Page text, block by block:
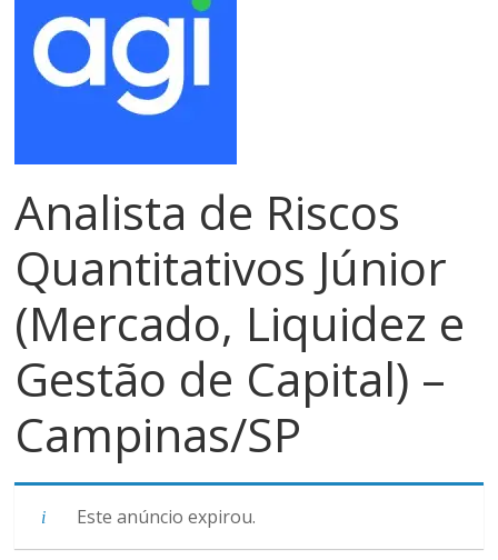
meios
de
pagamentos
Analista de Riscos
Quantitativos Júnior
(Mercado, Liquidez e
Gestão de Capital) –
Campinas/SP
Este anúncio expirou.